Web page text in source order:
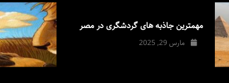
مهمترین جاذبه های گردشگری در مصر
مارس 29, 2025